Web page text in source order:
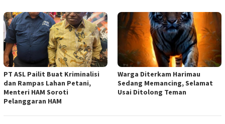
PT ASL Pailit Buat Kriminalisi
dan Rampas Lahan Petani,
Menteri HAM Soroti
Pelanggaran HAM
Warga Diterkam Harimau
Sedang Memancing, Selamat
Usai Ditolong Teman